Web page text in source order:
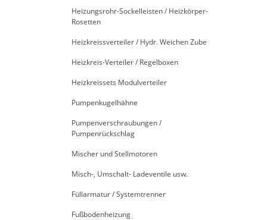
Heizungsrohr-Sockelleisten / Heizkörper-
Rosetten
Heizkreissverteiler / Hydr. Weichen Zube
Heizkreis-Verteiler / Regelboxen
Heizkreissets Modulverteiler
Pumpenkugelhähne
Pumpenverschraubungen /
Pumpenrückschlag
Mischer und Stellmotoren
Misch-, Umschalt- Ladeventile usw.
Füllarmatur / Systemtrenner
Fußbodenheizung